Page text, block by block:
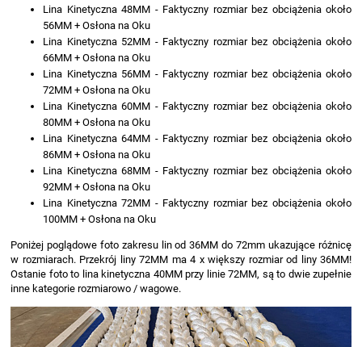
Lina Kinetyczna 48MM - Faktyczny rozmiar bez obciążenia około
56MM + Osłona na Oku
Lina Kinetyczna 52MM - Faktyczny rozmiar bez obciążenia około
66MM + Osłona na Oku
Lina Kinetyczna 56MM - Faktyczny rozmiar bez obciążenia około
72MM + Osłona na Oku
Lina Kinetyczna 60MM - Faktyczny rozmiar bez obciążenia około
80MM + Osłona na Oku
Lina Kinetyczna 64MM - Faktyczny rozmiar bez obciążenia około
86MM + Osłona na Oku
Lina Kinetyczna 68MM - Faktyczny rozmiar bez obciążenia około
92MM + Osłona na Oku
Lina Kinetyczna 72MM - Faktyczny rozmiar bez obciążenia około
100MM + Osłona na Oku
Poniżej poglądowe foto zakresu lin od 36MM do 72mm ukazujące różnicę
w rozmiarach. Przekrój liny 72MM ma 4 x większy rozmiar od liny 36MM!
Ostanie foto to lina kinetyczna 40MM przy linie 72MM, są to dwie zupełnie
inne kategorie rozmiarowo / wagowe.